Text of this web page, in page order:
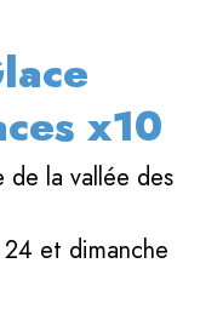
x10
de la vallée des
24 et dimanche